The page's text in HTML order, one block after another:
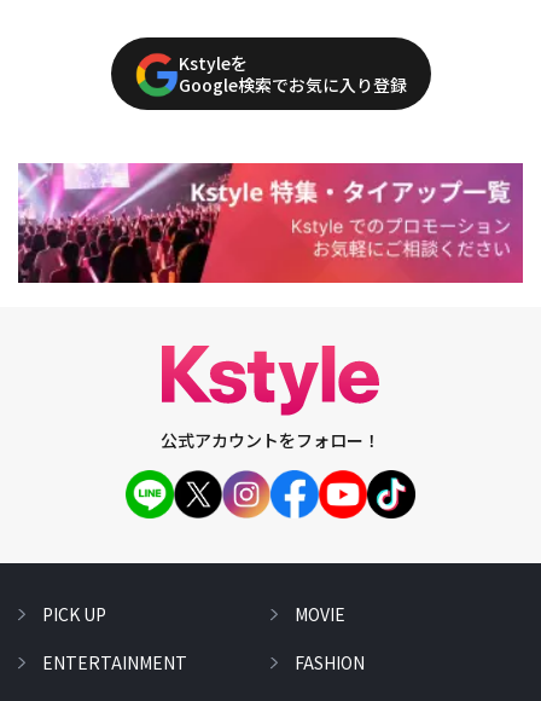
Kstyleを
Google検索でお気に入り登録
公式アカウントをフォロー！
PICK UP
ENTERTAINMENT
MOVIE
FASHION